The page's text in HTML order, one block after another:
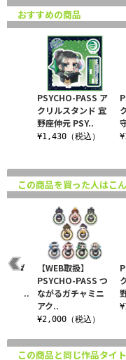
おすすめの商品
PSYCHO-PASS ア
クリルスタンド 宜
野座伸元 PSY..
¥1,430（税込）
この商品を買った人はこ
ダ
ー・..
【WEB取扱】
PSYCHO-PASS つ
ながるガチャミニ
アク..
¥2,000（税込）
この商品と同じ作品タイ